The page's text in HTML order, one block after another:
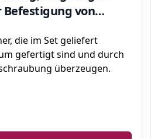
Befestigung von
die im Set geliefert
gefertigt sind und durch
überzeugen.